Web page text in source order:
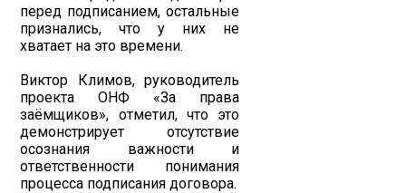
перед подписанием, остальные
признались, что у них не
хватает на это времени.
Виктор Климов, руководитель
проекта ОНФ «За права
заёмщиков», отметил, что это
демонстрирует отсутствие
осознания важности и
ответственности понимания
процесса подписания договора.